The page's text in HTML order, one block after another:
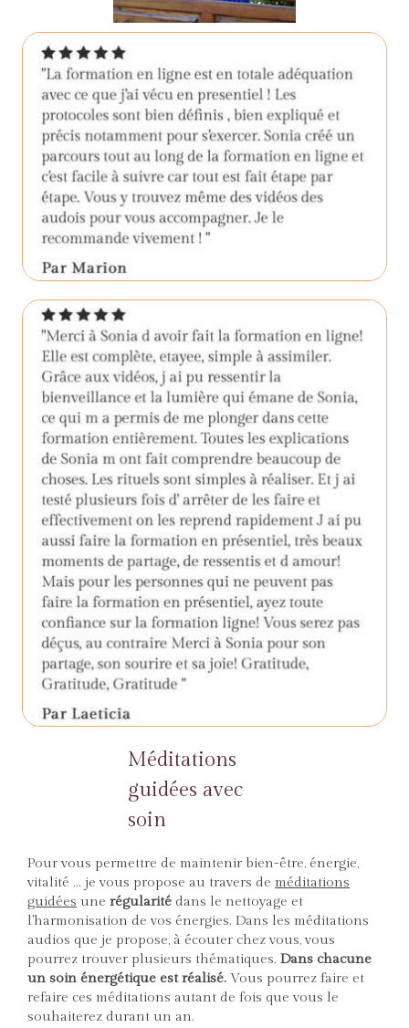
Méditations
guidées avec
soin
Pour vous permettre de maintenir bien-être, énergie,
vitalité ... je vous propose au travers de méditations
guidées une régularité dans le nettoyage et
l'harmonisation de vos énergies. Dans les méditations
audios que je propose, à écouter chez vous, vous
pourrez trouver plusieurs thématiques. Dans chacune
un soin énergétique est réalisé. Vous pourrez faire et
refaire ces méditations autant de fois que vous le
souhaiterez durant un an.